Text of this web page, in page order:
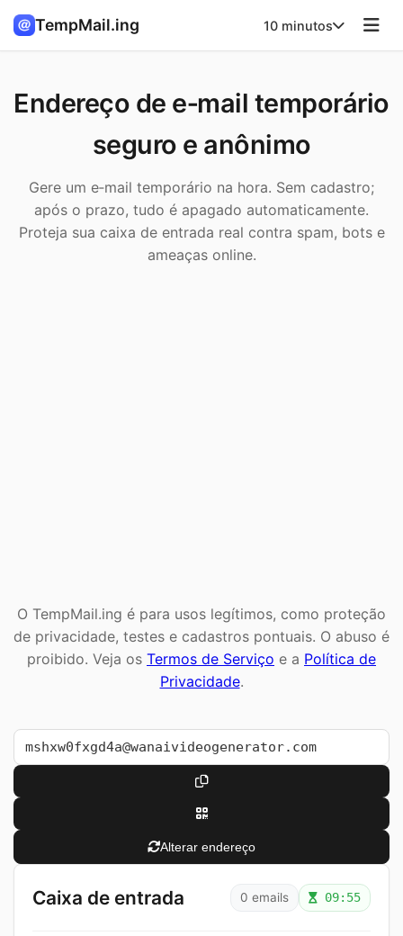
TempMail.ing 10 minutos
Endereço de e‑mail temporário
seguro e anônimo
Gere um e‑mail temporário na hora. Sem cadastro;
após o prazo, tudo é apagado automaticamente.
Proteja sua caixa de entrada real contra spam, bots e
ameaças online.
O TempMail.ing é para usos legítimos, como proteção
de privacidade, testes e cadastros pontuais. O abuso é
proibido. Veja os Termos de Serviço e a Política de
Privacidade.
Alterar endereço
Caixa de entrada 0 emails 09:55